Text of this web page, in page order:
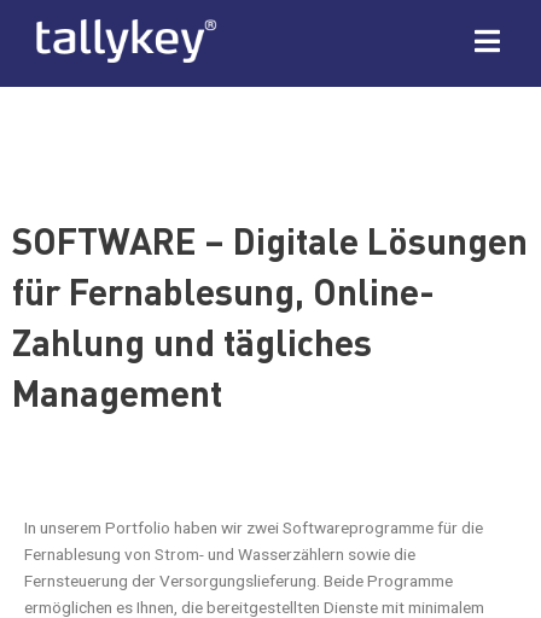
SOFTWARE – Digitale Lösungen
für Fernablesung, Online-
Zahlung und tägliches
Management
In unserem Portfolio haben wir zwei Softwareprogramme für die
Fernablesung von Strom- und Wasserzählern sowie die
Fernsteuerung der Versorgungslieferung. Beide Programme
ermöglichen es Ihnen, die bereitgestellten Dienste mit minimalem